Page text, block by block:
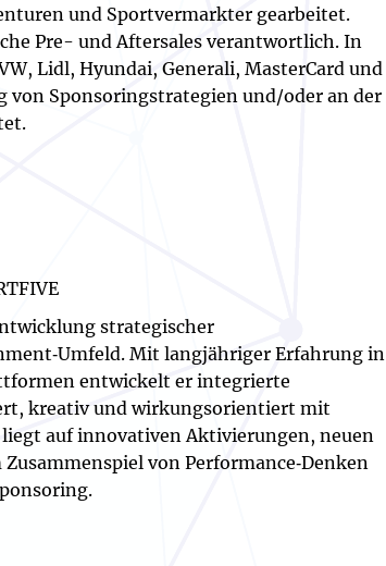
und Sportvermarkter gearbeitet.
Pre- und Aftersales verantwortlich. In
Lidl, Hyundai, Generali, MasterCard und
von Sponsoringstrategien und/oder an der
strategischer
Mit langjähriger Erfahrung in
entwickelt er integrierte
kreativ und wirkungsorientiert mit
auf innovativen Aktivierungen, neuen
von Performance‑Denken